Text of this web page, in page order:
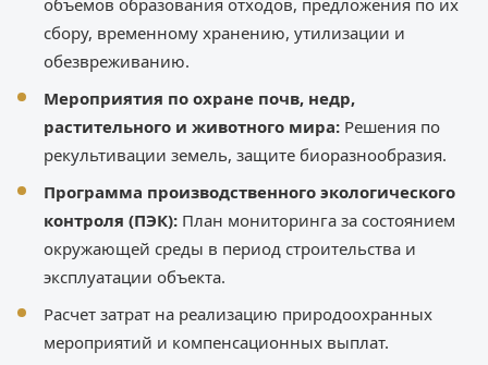
объемов образования отходов, предложения по их
сбору, временному хранению, утилизации и
обезвреживанию.
Мероприятия по охране почв, недр,
растительного и животного мира: Решения по
рекультивации земель, защите биоразнообразия.
Программа производственного экологического
контроля (ПЭК): План мониторинга за состоянием
окружающей среды в период строительства и
эксплуатации объекта.
Расчет затрат на реализацию природоохранных
мероприятий и компенсационных выплат.